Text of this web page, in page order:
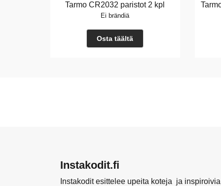
Tarmo CR2032 paristot 2 kpl
Ei brändiä
Osta täältä
Instakodit.fi
Instakodit esittelee upeita koteja ja inspiroivia